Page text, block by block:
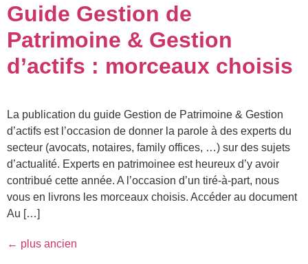
Guide Gestion de
Patrimoine & Gestion
d’actifs : morceaux choisis
La publication du guide Gestion de Patrimoine & Gestion
d’actifs est l’occasion de donner la parole à des experts du
secteur (avocats, notaires, family offices, …) sur des sujets
d’actualité. Experts en patrimoinee est heureux d’y avoir
contribué cette année. A l’occasion d’un tiré-à-part, nous
vous en livrons les morceaux choisis. Accéder au document
Au […]
← plus ancien